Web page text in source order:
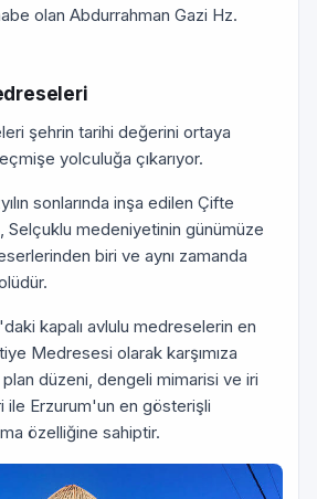
olan Abdurrah­man Gazi Hz.
şehrin tarihi değerini ortaya
yolculuğa çıkarıyor.
sonlarında inşa edilen Çifte
Selçuklu medeniyetinin günümüze
biri ve aynı zamanda
kapalı avlulu medreselerin en
Medresesi olarak karşımıza
plan düzeni, dengeli mimarisi ve iri
ile Erzurum'un en gösterişli
özelliğine sahiptir.